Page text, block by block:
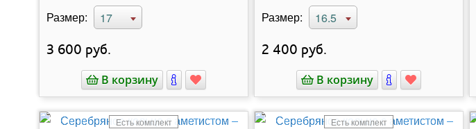
Размер: 17
3 600 руб.
В корзину
Размер: 16.5
2 400 руб.
В корзину
Есть комплект Есть комплект